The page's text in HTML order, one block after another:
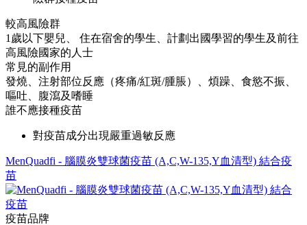
較高風險群
1歲以下嬰兒、 住在宿舍的學生、計劃出國學習的學生及前往
高風險國家的人士
常見的副作用
發燒、注射部位反應（疼痛/紅斑/腫脹）、煩躁、食慾不振、
嘔吐、腹瀉及嗜睡
誰不應接種疫苗
對疫苗成分出現嚴重過敏反應
MenQuadfi - 腦膜炎雙球菌疫苗 (A,C,W-135,Y血清型) 結合疫
苗
疫苗品牌